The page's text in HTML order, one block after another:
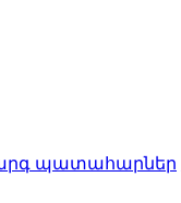
պատահարներ